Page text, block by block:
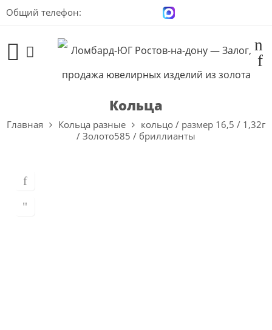
Общий телефон:
Кольца
Главная Кольца разные
кольцо / размер 16,5 / 1,32г
/ Золото585 / бриллианты